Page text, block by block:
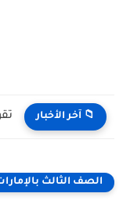
📁 آخر الأخبار
الصف الثالث